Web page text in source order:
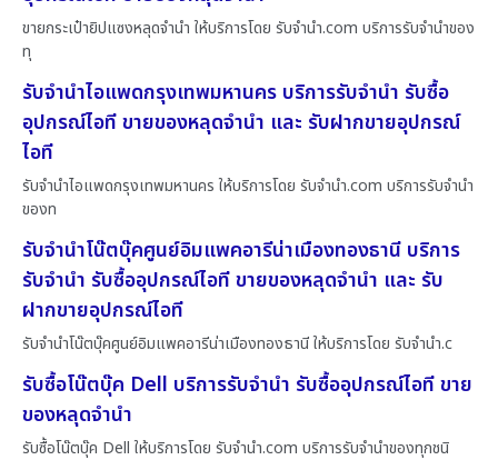
ขายกระเป๋ายิปแซงหลุดจำนำ ให้บริการโดย รับจํานํา.com บริการรับจำนำของ
ทุ
รับจำนำไอแพดกรุงเทพมหานคร บริการรับจำนำ รับซื้อ
อุปกรณ์ไอที ขายของหลุดจำนำ และ รับฝากขายอุปกรณ์
ไอที
รับจำนำไอแพดกรุงเทพมหานคร ให้บริการโดย รับจํานํา.com บริการรับจำนำ
ของท
รับจำนำโน๊ตบุ๊คศูนย์อิมแพคอารีน่าเมืองทองธานี บริการ
รับจำนำ รับซื้ออุปกรณ์ไอที ขายของหลุดจำนำ และ รับ
ฝากขายอุปกรณ์ไอที
รับจำนำโน๊ตบุ๊คศูนย์อิมแพคอารีน่าเมืองทองธานี ให้บริการโดย รับจํานํา.c
รับซื้อโน๊ตบุ๊ค Dell บริการรับจำนำ รับซื้ออุปกรณ์ไอที ขาย
ของหลุดจำนำ
รับซื้อโน๊ตบุ๊ค Dell ให้บริการโดย รับจํานํา.com บริการรับจำนำของทุกชนิ